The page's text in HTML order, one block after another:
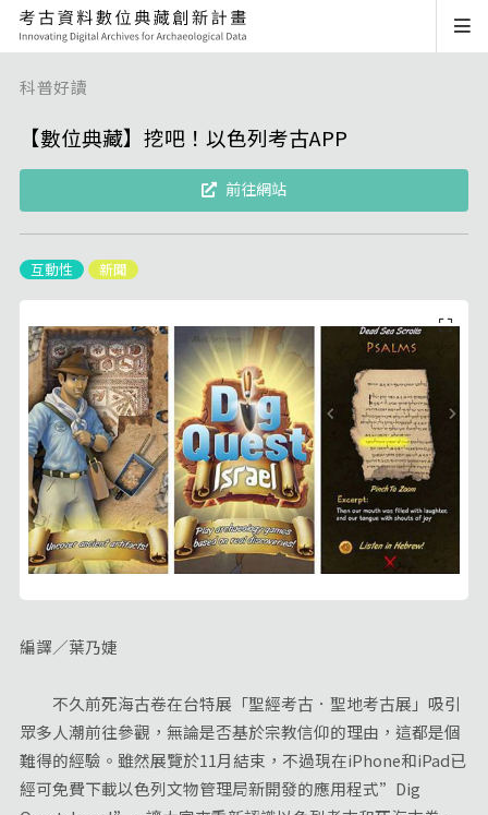
科普好讀
【數位典藏】挖吧！以色列考古APP
前往網站
互動性 新聞
編譯／葉乃婕
不久前死海古卷在台特展「聖經考古．聖地考古展」吸引
眾多人潮前往參觀，無論是否基於宗教信仰的理由，這都是個
難得的經驗。雖然展覽於11月結束，不過現在iPhone和iPad已
經可免費下載以色列文物管理局新開發的應用程式”Dig